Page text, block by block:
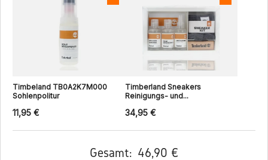
Timbeland TB0A2K7M000
Sohlenpolitur
11,95 €
Timberland Sneakers
Reinigungs- und...
34,95 €
Gesamt: 46,90 €